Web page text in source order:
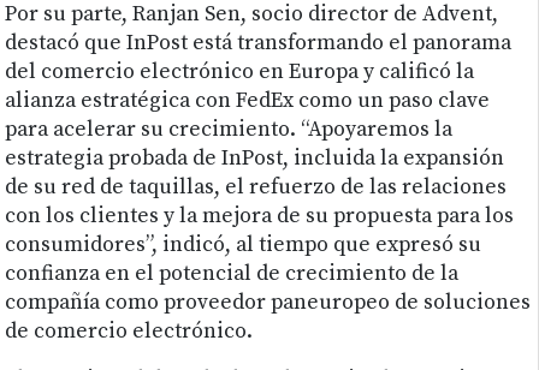
Por su parte, Ranjan Sen, socio director de Advent,
destacó que InPost está transformando el panorama
del comercio electrónico en Europa y calificó la
alianza estratégica con FedEx como un paso clave
para acelerar su crecimiento. “Apoyaremos la
estrategia probada de InPost, incluida la expansión
de su red de taquillas, el refuerzo de las relaciones
con los clientes y la mejora de su propuesta para los
consumidores”, indicó, al tiempo que expresó su
confianza en el potencial de crecimiento de la
compañía como proveedor paneuropeo de soluciones
de comercio electrónico.